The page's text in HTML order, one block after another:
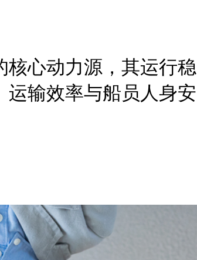
核心动力源，其运行稳
运输效率与船员人身安